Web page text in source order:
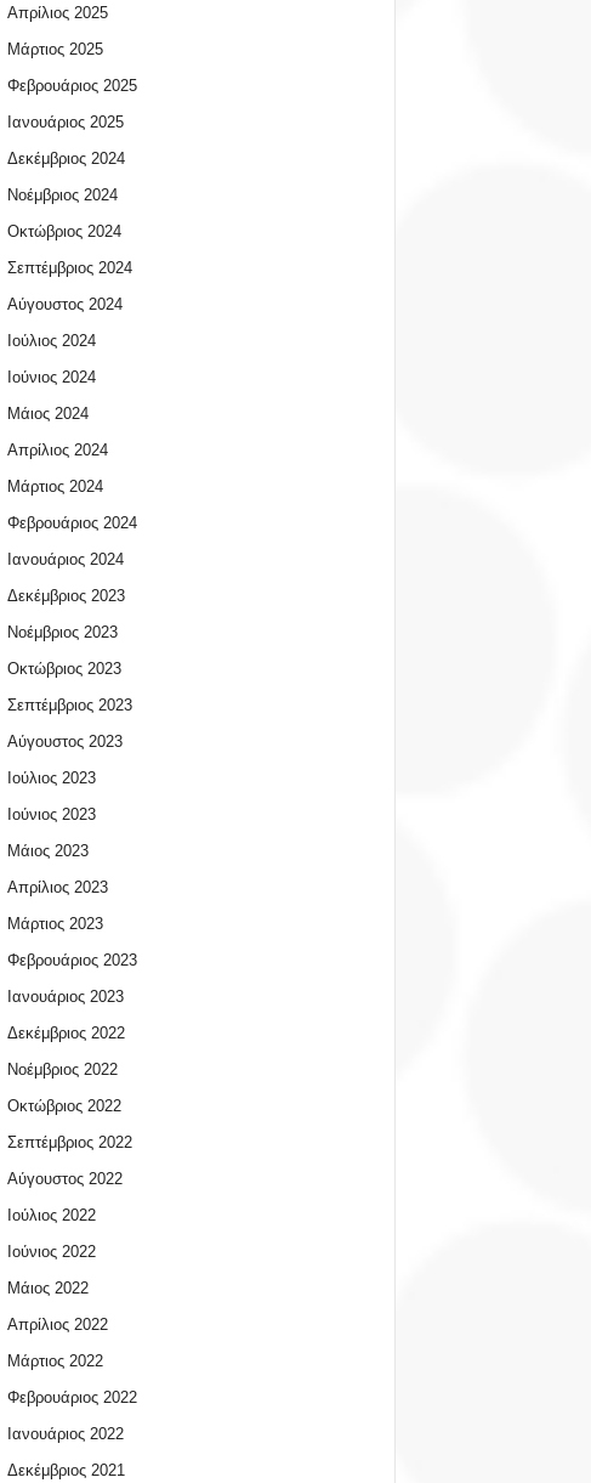
Απρίλιος 2025
Μάρτιος 2025
Φεβρουάριος 2025
Ιανουάριος 2025
Δεκέμβριος 2024
Νοέμβριος 2024
Οκτώβριος 2024
Σεπτέμβριος 2024
Αύγουστος 2024
Ιούλιος 2024
Ιούνιος 2024
Μάιος 2024
Απρίλιος 2024
Μάρτιος 2024
Φεβρουάριος 2024
Ιανουάριος 2024
Δεκέμβριος 2023
Νοέμβριος 2023
Οκτώβριος 2023
Σεπτέμβριος 2023
Αύγουστος 2023
Ιούλιος 2023
Ιούνιος 2023
Μάιος 2023
Απρίλιος 2023
Μάρτιος 2023
Φεβρουάριος 2023
Ιανουάριος 2023
Δεκέμβριος 2022
Νοέμβριος 2022
Οκτώβριος 2022
Σεπτέμβριος 2022
Αύγουστος 2022
Ιούλιος 2022
Ιούνιος 2022
Μάιος 2022
Απρίλιος 2022
Μάρτιος 2022
Φεβρουάριος 2022
Ιανουάριος 2022
Δεκέμβριος 2021